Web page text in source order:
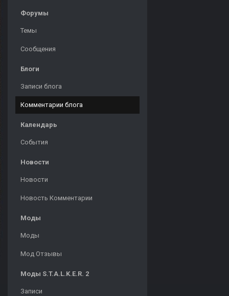
Форумы
Темы
Сообщения
Блоги
Записи блога
Комментарии блога
Календарь
События
Новости
Новости
Новость Комментарии
Моды
Моды
Мод Отзывы
Моды S.T.A.L.K.E.R. 2
Записи